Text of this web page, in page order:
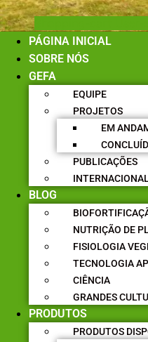
Shopping-cart
PÁGINA INICIAL
SOBRE NÓS
GEFA
EQUIPE
PROJETOS
EM
PUBLICAÇÕES
BLOG
NUTRIÇÃO DE
FISIOLOGIA
TECNOLOGIA
CIÊNCIA
GRANDES
PRODUTOS
PRODUTOS